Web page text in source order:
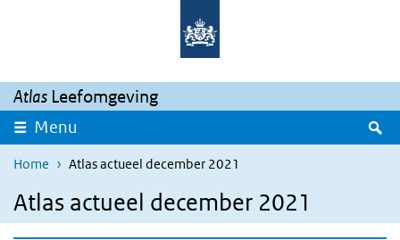
Overslaan en naar de inhoud gaan
Atlas Leefomgeving
Menu
Home Atlas actueel december 2021
Atlas actueel december 2021